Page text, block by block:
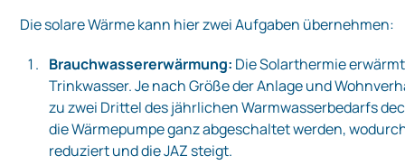
Die solare Wärme kann hier zwei Aufgaben übernehmen:
Brauchwassererwärmung: Die Solarthermie
Trinkwasser. Je nach Größe der Anlage und
zu zwei Drittel des jährlichen Warmwasserbedarfs
die Wärmepumpe ganz abgeschaltet werden,
reduziert und die JAZ steigt.